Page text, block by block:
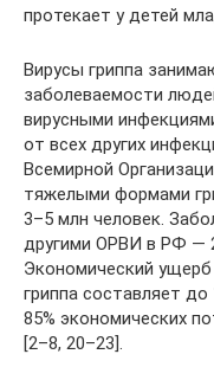
протекает у детей
Вирусы гриппа
заболеваемости
вирусными
от всех других
Всемирной
тяжелыми формами
3–5 млн человек.
другими ОРВИ в РФ —
Экономический
гриппа составляет
85% экономических
[2–8, 20–23].